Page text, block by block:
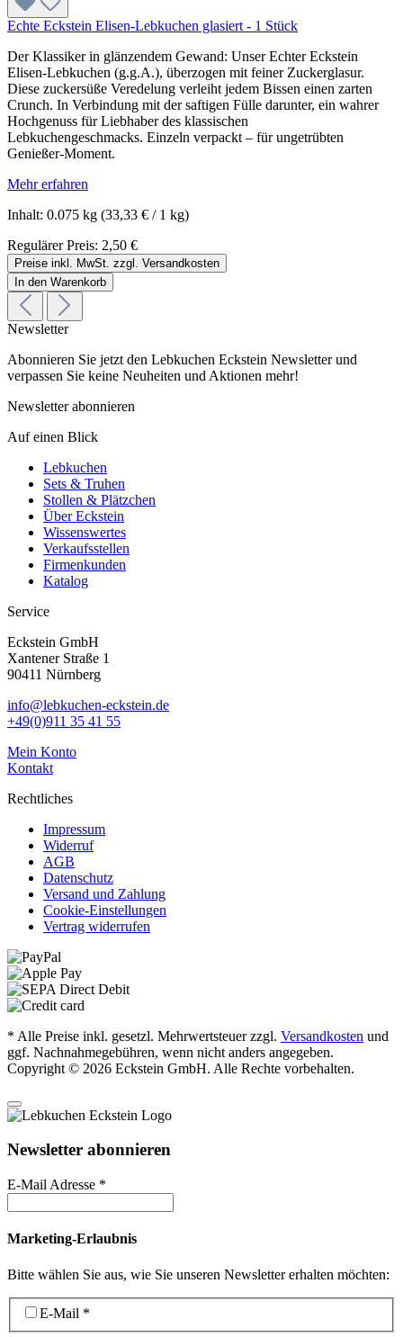
Echte Eckstein Elisen-Lebkuchen glasiert - 1 Stück
Der Klassiker in glänzendem Gewand: Unser Echter Eckstein
Elisen-Lebkuchen (g.g.A.), überzogen mit feiner Zuckerglasur.
Diese zuckersüße Veredelung verleiht jedem Bissen einen zarten
Crunch. In Verbindung mit der saftigen Fülle darunter, ein wahrer
Hochgenuss für Liebhaber des klassischen
Lebkuchengeschmacks. Einzeln verpackt – für ungetrübten
Genießer-Moment.
Mehr erfahren
Inhalt: 0.075 kg (33,33 € / 1 kg)
Regulärer Preis: 2,50 €
Preise inkl. MwSt. zzgl. Versandkosten
In den Warenkorb
Newsletter
Abonnieren Sie jetzt den Lebkuchen Eckstein Newsletter und
verpassen Sie keine Neuheiten und Aktionen mehr!
Newsletter abonnieren
Auf einen Blick
Lebkuchen
Sets & Truhen
Stollen & Plätzchen
Über Eckstein
Wissenswertes
Verkaufsstellen
Firmenkunden
Katalog
Service
Eckstein GmbH
Xantener Straße 1
90411 Nürnberg
info@lebkuchen-eckstein.de
+49(0)911 35 41 55
Mein Konto
Kontakt
Rechtliches
Impressum
Widerruf
AGB
Datenschutz
Versand und Zahlung
Cookie-Einstellungen
Vertrag widerrufen
* Alle Preise inkl. gesetzl. Mehrwertsteuer zzgl. Versandkosten und
ggf. Nachnahmegebühren, wenn nicht anders angegeben.
Copyright © 2026 Eckstein GmbH. Alle Rechte vorbehalten.
Newsletter abonnieren
E-Mail Adresse *
Marketing-Erlaubnis
Bitte wählen Sie aus, wie Sie unseren Newsletter erhalten möchten:
E-Mail *